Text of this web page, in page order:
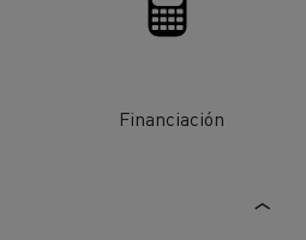
Financiación